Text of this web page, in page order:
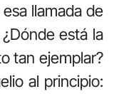
llamada de
¿Dónde está la
tan ejemplar?
al principio: